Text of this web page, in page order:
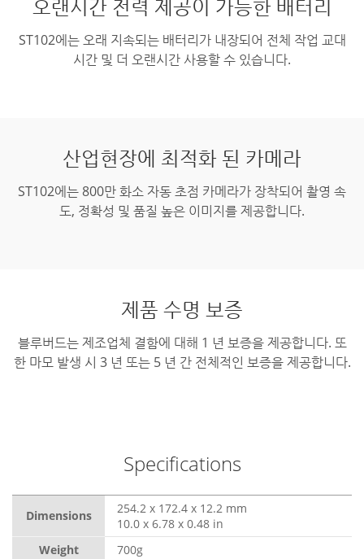
오랜시간 전력 제공이 가능한 배터리
ST102에는 오래 지속되는 배터리가 내장되어 전체 작업 교대
시간 및 더 오랜시간 사용할 수 있습니다.
산업현장에 최적화 된 카메라
ST102에는 800만 화소 자동 초점 카메라가 장착되어 촬영 속
도, 정확성 및 품질 높은 이미지를 제공합니다.
제품 수명 보증
블루버드는 제조업체 결함에 대해 1 년 보증을 제공합니다. 또
한 마모 발생 시 3 년 또는 5 년 간 전체적인 보증을 제공합니다.
Specifications
Dimensions
254.2 x 172.4 x 12.2 mm
10.0 x 6.78 x 0.48 in
Weight
700g